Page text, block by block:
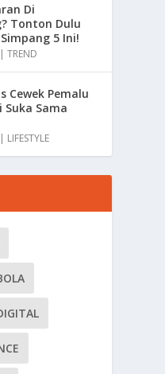
Di
Tonton Dulu
5 Ini!
|TREND
Cewek Pemalu
Suka Sama
| LIFESTYLE